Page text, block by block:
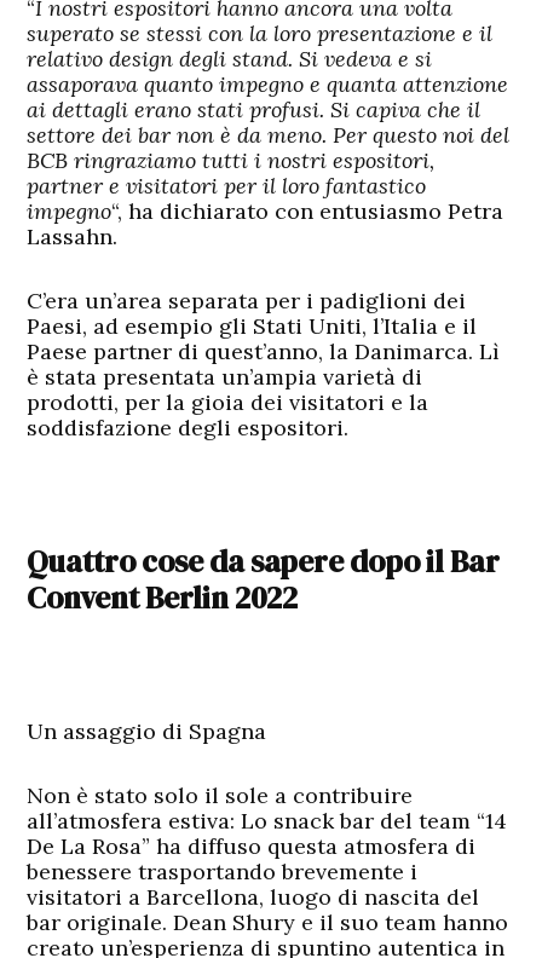
“I nostri espositori hanno ancora una volta
superato se stessi con la loro presentazione e il
relativo design degli stand. Si vedeva e si
assaporava quanto impegno e quanta attenzione
ai dettagli erano stati profusi. Si capiva che il
settore dei bar non è da meno. Per questo noi del
BCB ringraziamo tutti i nostri espositori,
partner e visitatori per il loro fantastico
impegno“, ha dichiarato con entusiasmo Petra
Lassahn.
C’era un’area separata per i padiglioni dei
Paesi, ad esempio gli Stati Uniti, l’Italia e il
Paese partner di quest’anno, la Danimarca. Lì
è stata presentata un’ampia varietà di
prodotti, per la gioia dei visitatori e la
soddisfazione degli espositori.
Quattro cose da sapere dopo il Bar
Convent Berlin 2022
Un assaggio di Spagna
Non è stato solo il sole a contribuire
all’atmosfera estiva: Lo snack bar del team “14
De La Rosa” ha diffuso questa atmosfera di
benessere trasportando brevemente i
visitatori a Barcellona, luogo di nascita del
bar originale. Dean Shury e il suo team hanno
creato un’esperienza di spuntino autentica in